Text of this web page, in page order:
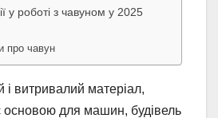
у роботі з чавуном у 2025
про чавун
і витривалий матеріал,
основою для машин, будівель